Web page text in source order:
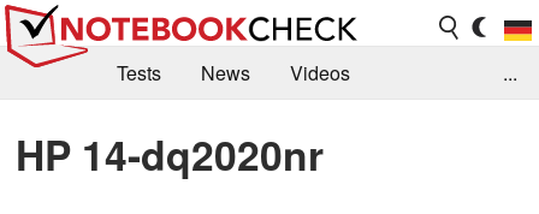
Tests News
Videos
Kaufberatung
Deals Suche
...
HP 14-dq2020nr